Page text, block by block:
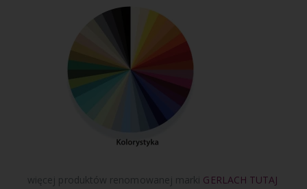
więcej produktów renomowanej marki GERLACH TUTAJ